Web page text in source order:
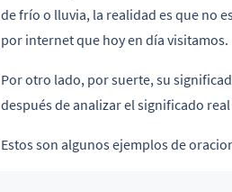
de frío o lluvia, la realidad es que no
por internet que hoy en día visitamos.
Por otro lado, por suerte, su
después de analizar el significado
Estos son algunos ejemplos de